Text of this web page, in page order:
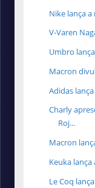
Nike lança
V-Varen
Umbro
Macron
Adidas
Charly
Roj...
Macron
Keuka lança
Le Coq